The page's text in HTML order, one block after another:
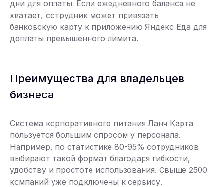
дни для оплаты. Если ежедневного баланса не
хватает, сотрудник может привязать
банковскую карту к приложению Яндекс Еда для
доплаты превышенного лимита.
Преимущества для владельцев
бизнеса
Система корпоративного питания Ланч Карта
пользуется большим спросом у персонала.
Например, по статистике 80-95% сотрудников
выбирают такой формат благодаря гибкости,
удобству и простоте использования. Свыше 2500
компаний уже подключены к сервису.